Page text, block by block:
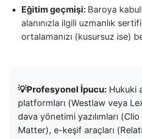
Eğitim geçmişi: Baroya
alanınızla ilgili uzmanlık
ortalamanızı (kusursuz ise)
💡Profesyonel İpucu: Hukuki
platformları (Westlaw veya
dava yönetimi yazılımları
Matter), e-keşif araçları